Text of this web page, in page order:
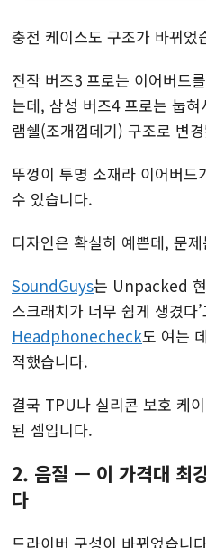
충전 케이스도 구조가 바뀌었
전작 버즈3 프로는 이어버드
는데, 삼성 버즈4 프로는 눕
램쉘(조개껍데기) 구조로 변
뚜껑이 투명 소재라 이어버드
수 있습니다.
디자인은 확실히 예쁜데, 문
SoundGuys는 Unpacked 현
스크래치가 너무 쉽게 생겼다
Headphonecheck도 여는
적했습니다.
결국 TPU나 실리콘 보호 케
된 셈입니다.
2. 음질 — 이 가격대 최
다
드라이버 구성이 바뀌었습니